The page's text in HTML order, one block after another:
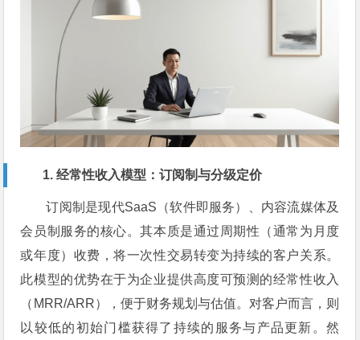
1. 经常性收入模型：订阅制与分级定价
订阅制是现代SaaS（软件即服务）、内容流媒体及
会员制服务的核心。其本质是通过周期性（通常为月度
或年度）收费，将一次性交易转变为持续的客户关系。
此模型的优势在于为企业提供高度可预测的经常性收入
（MRR/ARR），便于财务规划与估值。对客户而言，则
以较低的初始门槛获得了持续的服务与产品更新。然